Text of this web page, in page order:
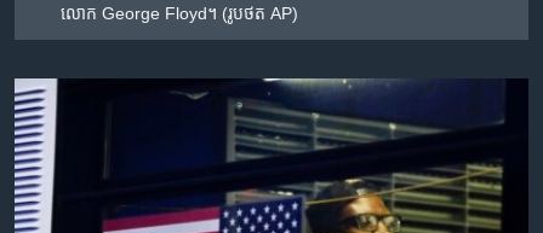
លោកGeorge Floyd។ (រូបថតAP)